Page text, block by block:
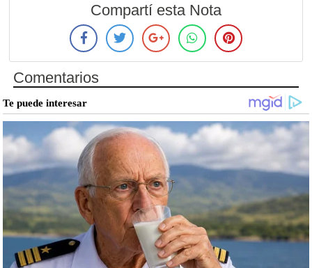
Compartí esta Nota
Comentarios